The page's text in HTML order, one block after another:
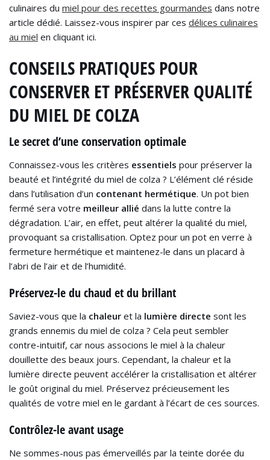
culinaires du miel pour des recettes gourmandes dans notre
article dédié. Laissez-vous inspirer par ces délices culinaires
au miel en cliquant ici.
CONSEILS PRATIQUES POUR
CONSERVER ET PRÉSERVER QUALITÉ
DU MIEL DE COLZA
Le secret d’une conservation optimale
Connaissez-vous les critères essentiels pour préserver la
beauté et l’intégrité du miel de colza ? L’élément clé réside
dans l’utilisation d’un contenant hermétique. Un pot bien
fermé sera votre meilleur allié dans la lutte contre la
dégradation. L’air, en effet, peut altérer la qualité du miel,
provoquant sa cristallisation. Optez pour un pot en verre à
fermeture hermétique et maintenez-le dans un placard à
l’abri de l’air et de l’humidité.
Préservez-le du chaud et du brillant
Saviez-vous que la chaleur et la lumière directe sont les
grands ennemis du miel de colza ? Cela peut sembler
contre-intuitif, car nous associons le miel à la chaleur
douillette des beaux jours. Cependant, la chaleur et la
lumière directe peuvent accélérer la cristallisation et altérer
le goût original du miel. Préservez précieusement les
qualités de votre miel en le gardant à l’écart de ces sources.
Contrôlez-le avant usage
Ne sommes-nous pas émerveillés par la teinte dorée du